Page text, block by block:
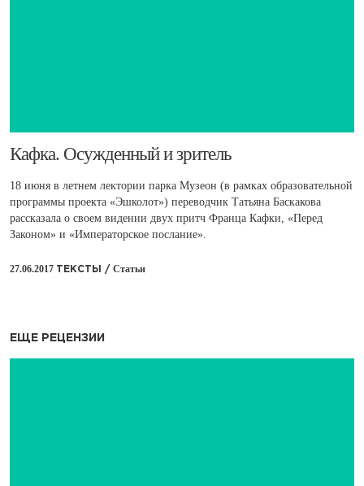
​Кафка. Осужденный и зритель
18 июня в летнем лектории парка Музеон (в рамках образовательной
программы проекта «Эшколот») переводчик Татьяна Баскакова
рассказала о своем видении двух притч Франца Кафки, «Перед
Законом» и «Императорское послание».
27.06.2017 ТЕКСТЫ / Статьи
ЕЩЕ РЕЦЕНЗИИ